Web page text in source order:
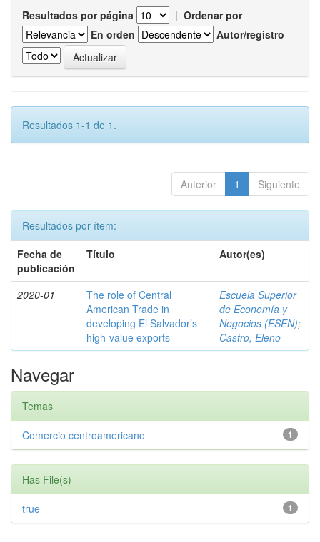
Resultados por página | Ordenar por
En orden
Autor/registro
Resultados 1-1 de 1.
Anterior 1 Siguiente
Resultados por ítem:
Fecha de
publicación
Título Autor(es)
2020-01
The role of Central
American Trade in
developing El Salvador’s
high-value exports
Escuela Superior
de Economía y
Negocios (ESEN);
Castro, Eleno
Navegar
Temas
1
Comercio centroamericano
Has File(s)
1
true